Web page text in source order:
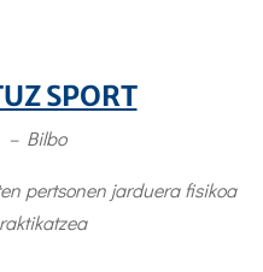
SPORT
– Bilbo
pertsonen jarduera fisikoa